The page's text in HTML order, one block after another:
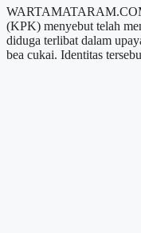
(KPK) menyebut telah
diduga terlibat dalam
bea cukai. Identitas